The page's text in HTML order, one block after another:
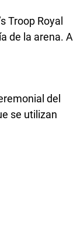
Troop Royal
de la arena. A
del
se utilizan